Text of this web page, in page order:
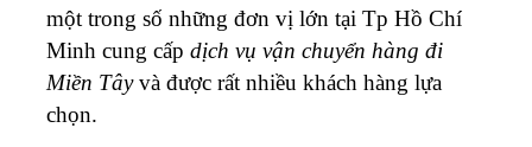
một trong số những đơn vị lớn tại Tp Hồ Chí
Minh cung cấp dịch vụ vận chuyển hàng đi
Miền Tâyvà được rất nhiều khách hàng lựa
chọn.